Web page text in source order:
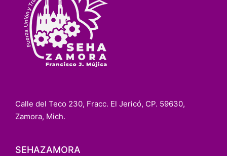
Calle del Teco 230, Fracc. El Jericó, CP. 59630,
Zamora, Mich.
SEHAZAMORA